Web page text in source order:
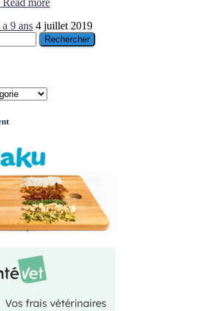
Read more
9 ans 4 juillet 2019